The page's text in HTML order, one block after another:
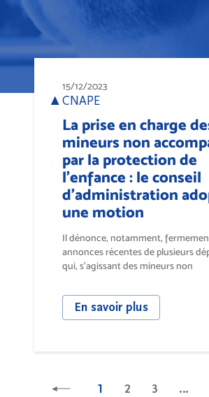
15/12/2023
CNAPE
La prise en charge
mineurs non
par la protection de
l'enfance : le conseil
d'administration
une motion
Il dénonce, notamment,
annonces récentes de plusieurs
qui, s’agissant des mineurs non
En savoir plus
1 2 3 …